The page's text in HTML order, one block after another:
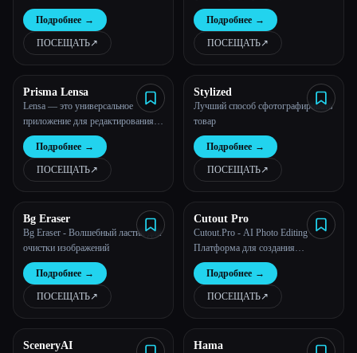
Подробнее →
ПОСЕЩАТЬ↗︎
яркие цветные картины.
Подробнее →
ПОСЕЩАТЬ↗︎
Prisma Lensa
Lensa — это универсальное
приложение для редактирования
изображений, которое выводит
ваши фотографии на новый
уровень.
Подробнее →
ПОСЕЩАТЬ↗︎
Stylized
Лучший способ сфотографировать
товар
Подробнее →
ПОСЕЩАТЬ↗︎
Bg Eraser
Bg Eraser - Волшебный ластик для
очистки изображений
Подробнее →
ПОСЕЩАТЬ↗︎
Cutout Pro
Cutout.Pro - AI Photo Editing -
Платформа для создания
визуального контента, лучшая для
дизайна изображений и видео
Подробнее →
ПОСЕЩАТЬ↗︎
SceneryAI Hama